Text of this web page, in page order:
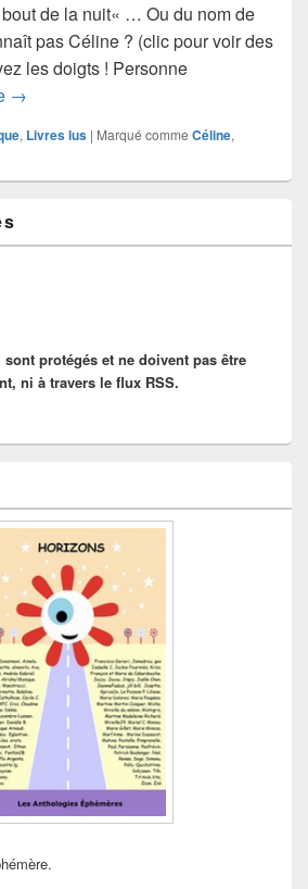
de la nuit« … Ou du nom de
pas Céline ? (clic pour voir des
les doigts ! Personne
Louis-Ferdinand Céline : Voyage au
→
, Livres lus | Marqué comme Céline,
protégés et ne doivent pas être
ni à travers le flux RSS.